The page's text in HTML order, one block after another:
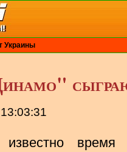
Украины
известно